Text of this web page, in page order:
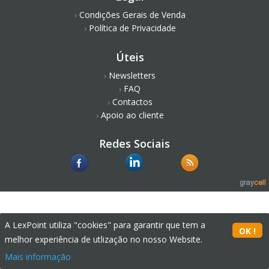
Condições Gerais de Venda
Política de Privacidade
Úteis
Newsletters
FAQ
Contactos
Apoio ao cliente
Redes Sociais
A LexPoint utiliza "cookies" para garantir que tem a
melhor experiência de utlização no nosso Website.
Mais informação